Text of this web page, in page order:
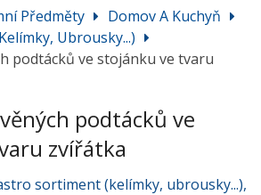
Předměty
Domov A Kuchyň
Ubrousky...)
podtácků ve stojánku ve tvaru
podtácků ve
zvířátka
sortiment (kelímky, ubrousky...),